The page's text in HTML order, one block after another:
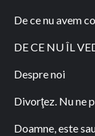
De ce nu avem
DE CE NU ÎL
Despre noi
Divorţez. Nu ne
Doamne, este